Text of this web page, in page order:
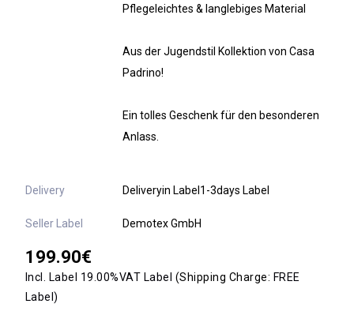
Pflegeleichtes & langlebiges Material
Aus der Jugendstil Kollektion von Casa
Padrino!
Ein tolles Geschenk für den besonderen
Anlass.
Delivery Deliveryin Label1-3days Label
Seller Label Demotex GmbH
199.90€
Incl. Label 19.00%VAT Label (Shipping Charge: FREE
Label)